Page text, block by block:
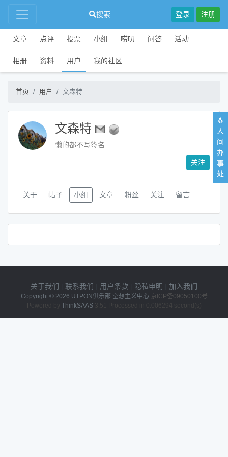
搜索 登录 注册
文章 点评 投票 小组 唠叨 问答 活动
相册 资料 用户 我的社区
首页 用户 文森特
文森特
懒的都不写签名
关注
关于 帖子 小组 文章 粉丝 关注 留言
关于我们 联系我们 用户条款 隐私申明 加入我们
Copyright © 2026 UTPON俱乐部 空想主义中心 京ICP备09050100号
Powered by ThinkSAAS3.51 Processed in 0.006294 second(s)
🐧
人
间
办
事
处